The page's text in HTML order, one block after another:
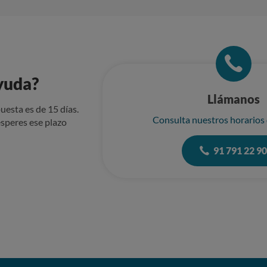
es de 15 días.
ese plazo
Llámanos
Consulta nuestros horarios
91 791 22 90